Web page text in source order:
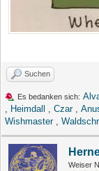
Suchen
Es bedanken sich:
, Heimdall , Czar,
Wishmaster,
Weiser